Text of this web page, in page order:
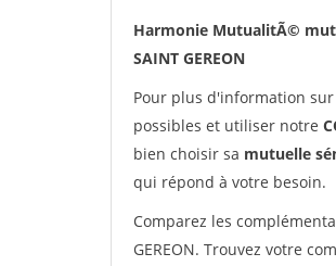
Harmonie MutualitÃ©
SAINT GEREON
Pour plus d'information
possibles et utiliser notre
bien choisir sa mutuelle
qui répond à votre besoin.
Comparez les
GEREON. Trouvez votre